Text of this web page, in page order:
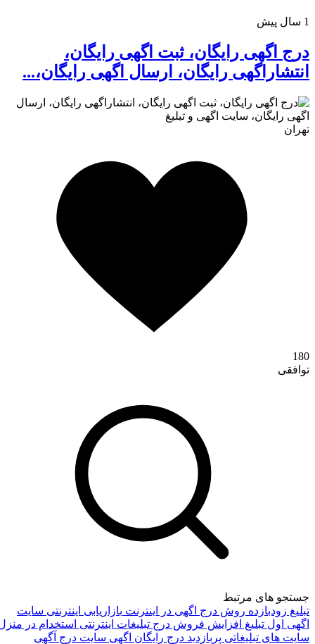
کافه استور
تماس با ما
درباره ما
درج اگهی رایگان، ثبت اگهی رایگان،
انتشاراگهی رایگان، ارسال اگهی رایگان،...
تهران
180
توافقی
جستجو های مرتبط
تبلیغ زودبازدهروش درج اگهی در اینترنتبازاریابی اینترنتی سایت
اگهی اول تبلیغافزایش فروش درج تبلیغات اینترنتی استخدام در منزل
سایت های تبلیغاتی پربازدیددرج رایگان اگهی سایت درج آگهی